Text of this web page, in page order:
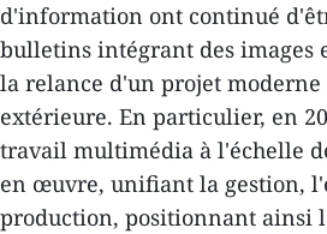
d'information ont continué
bulletins intégrant des images
la relance d'un projet
extérieure. En particulier, en
travail multimédia à l'échelle
en œuvre, unifiant la gestion,
production, positionnant ainsi